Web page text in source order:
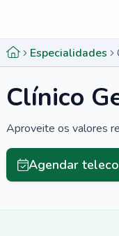
Especialidades
Clínico
Aproveite os valores
Agendar